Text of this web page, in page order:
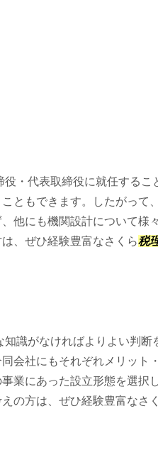
役・代表取締役に就任するこ
ともできます。したがって
他にも機関設計について様
、ぜひ経験豊富なさくら税
識がなければよりよい判断
会社にもそれぞれメリット
業にあった設立形態を選択
の方は、ぜひ経験豊富なさ